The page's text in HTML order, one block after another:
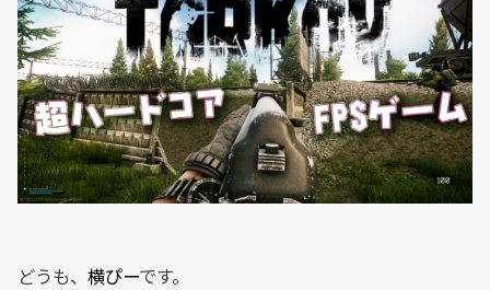
どうも、横ぴーです。